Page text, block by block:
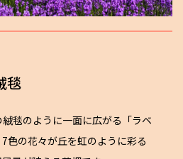
毯
毯のように一面に広がる「ラベ
色の花々が丘を虹のように彩る